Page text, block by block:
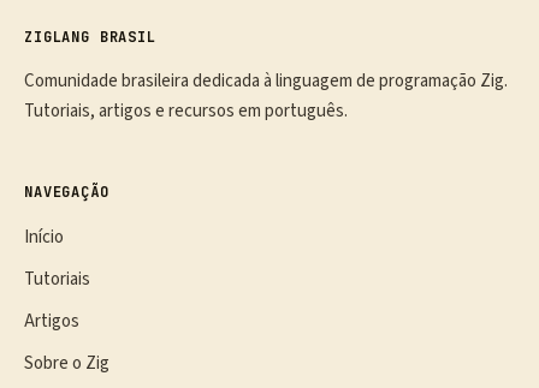
ZIGLANG BRASIL
Comunidade brasileira dedicada à linguagem de programação Zig.
Tutoriais, artigos e recursos em português.
NAVEGAÇÃO
Início
Tutoriais
Artigos
Sobre o Zig